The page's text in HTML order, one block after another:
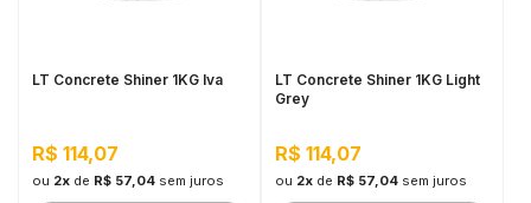
LT Concrete Shiner 1KG Iva
R$ 114,07
ou 2xde R$ 57,04 sem juros
LT Concrete Shiner 1KG Light
Grey
R$ 114,07
ou 2xde R$ 57,04 sem juros